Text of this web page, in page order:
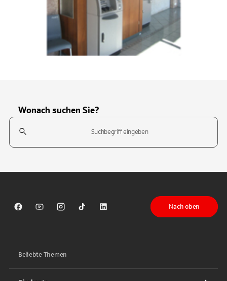
Wonach suchen Sie?
Suchfeld
Sparkasse auf Facebook
Sparkasse auf Youtube
Sparkasse auf Instagram
Sparkasse auf TikTok
Sparkasse auf LinkedIn
Nach oben
Beliebte Themen